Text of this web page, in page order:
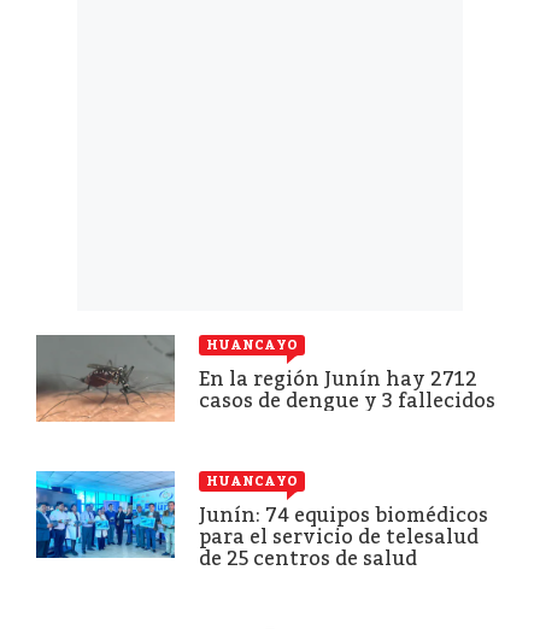
HUANCAYO
En la región Junín hay 2712
casos de dengue y 3 fallecidos
HUANCAYO
Junín: 74 equipos biomédicos
para el servicio de telesalud
de 25 centros de salud